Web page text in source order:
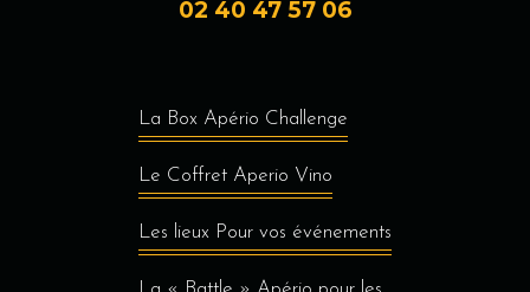
02 40 47 57 06
La Box Apério Challenge
Le Coffret Aperio Vino
Les lieux Pour vos événements